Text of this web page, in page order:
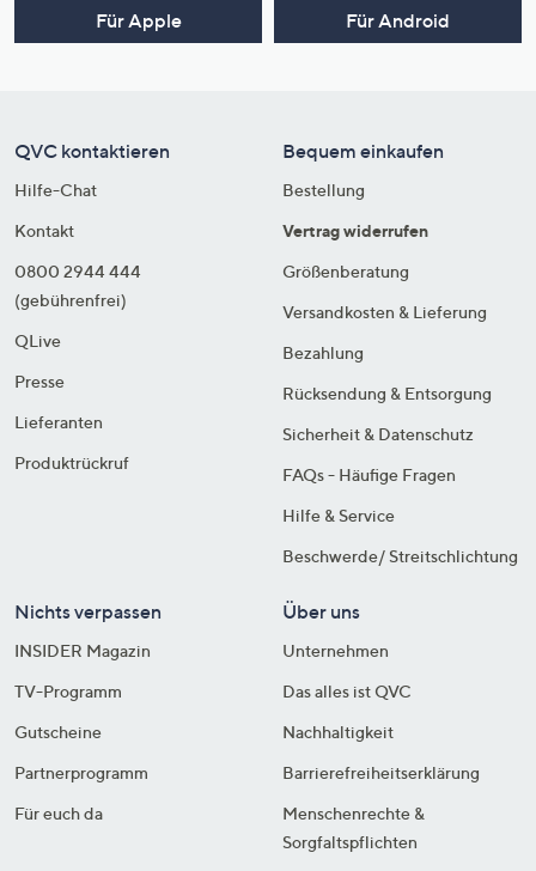
Für Apple Für Android
QVC kontaktieren
Hilfe-Chat
Kontakt
0800 2944 444
(gebührenfrei)
QLive
Presse
Lieferanten
Produktrückruf
Bequem einkaufen
Bestellung
Vertrag widerrufen
Größenberatung
Versandkosten & Lieferung
Bezahlung
Rücksendung & Entsorgung
Sicherheit & Datenschutz
FAQs - Häufige Fragen
Hilfe & Service
Beschwerde/ Streitschlichtung
Nichts verpassen
INSIDER Magazin
TV-Programm
Gutscheine
Partnerprogramm
Für euch da
Über uns
Unternehmen
Das alles ist QVC
Nachhaltigkeit
Barrierefreiheitserklärung
Menschenrechte &
Sorgfaltspflichten